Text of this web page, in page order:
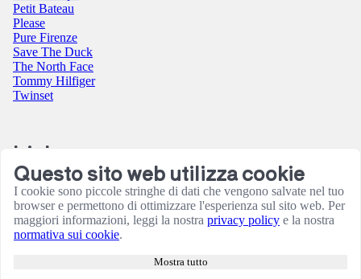
Petit Bateau
Please
Pure Firenze
Save The Duck
The North Face
Tommy Hilfiger
Twinset
Link
Contatti
Condizioni utilizzo sito
Informativa sulla Privacy
Resi e rimborsi
Termini e Condizioni
Questo sito web utilizza cookie
I cookie sono piccole stringhe di dati che vengono salvate nel tuo
browser e permettono di ottimizzare l'esperienza sul sito web. Per
maggiori informazioni, leggi la nostra privacy policy e la nostra
normativa sui cookie.
Mostra tutto